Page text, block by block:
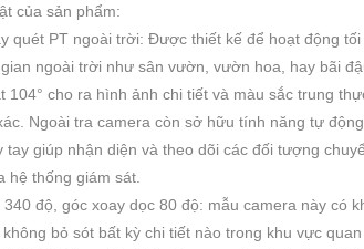
của sản phẩm:
quét PT ngoài trời: Được thiết kế để hoạt động
ngoài trời như sân vườn, vườn hoa, hay bãi
104° cho ra hình ảnh chi tiết và màu sắc trung
Ngoài tra camera còn sở hữu tính năng tự
tay giúp nhận diện và theo dõi các đối tượng
hệ thống giám sát.
độ, góc xoay dọc 80 độ: mẫu camera này có
bỏ sót bất kỳ chi tiết nào trong khu vực